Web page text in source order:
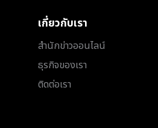
เกี่ยวกับเรา
สำนักข่าวออนไลน์
ธุรกิจของเรา
ติดต่อเรา